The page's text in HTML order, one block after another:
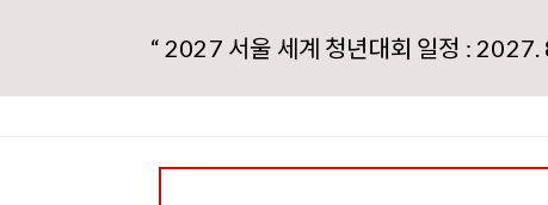
“ 2027 서울 세계 청년대회 일정 :